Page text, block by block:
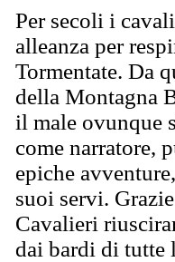
Per secoli i
alleanza per
Tormentate. Da
della Montagna
il male ovunque
come narratore,
epiche
suoi servi.
Cavalieri
dai bardi di tutte